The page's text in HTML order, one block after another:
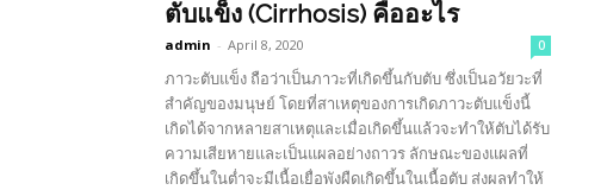
ตับแข็ง (Cirrhosis) คืออะไร
admin - April 8, 2020 0
ภาวะตับแข็ง ถือว่าเป็นภาวะที่เกิดขึ้นกับตับ ซึ่งเป็นอวัยวะที่
สำคัญของมนุษย์ โดยที่สาเหตุของการเกิดภาวะตับแข็งนี้
เกิดได้จากหลายสาเหตุและเมื่อเกิดขึ้นแล้วจะทำให้ตับได้รับ
ความเสียหายและเป็นแผลอย่างถาวร ลักษณะของแผลที่
เกิดขึ้นในต่ำจะมีเนื้อเยื่อพังผืดเกิดขึ้นในเนื้อตับ ส่งผลทำให้